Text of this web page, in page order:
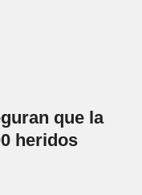
que la
heridos